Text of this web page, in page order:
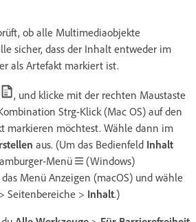
ob alle Multimediaobjekte
sicher, dass der Inhalt entweder im
als Artefakt markiert ist.
, und klicke mit der rechten Maustaste
Strg-Klick (Mac OS) auf den
markieren möchtest. Wähle dann im
aus. (Um das Bedienfeld Inhalt
Menü
(Windows)
Menü Anzeigen (macOS) und wähle
Seitenbereiche > Inhalt.)